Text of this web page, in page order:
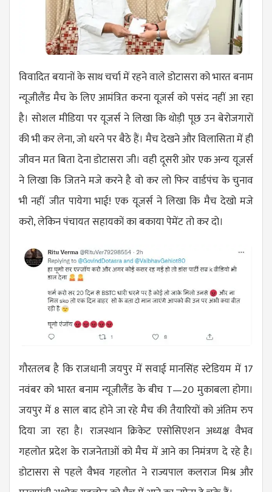
विवादित बयानों के साथ चर्चा में रहने वाले डोटासरा को भारत बनाम
न्यूजीलैंड मैच के लिए आमंत्रित करना यूजर्स को पसंद नहीं आ रहा
है। सोशल मीडिया पर यूजर्स ने लिखा कि थोड़ी पूछ उन बेरोजगारों
की भी कर लेना, जो धरने पर बैठे हैं। मैच देखने और विलासिता में ही
जीवन मत बिता देना डोटासरा जी। वही दूसरी ओर एक अन्य यूजर्स
ने लिखा कि जितने मजे करने है वो कर लो फिर वार्डपंच के चुनाव
भी नहीं जीत पायेगा भाई! एक यूजर्स ने लिखा कि मैच देखो मजे
करो, लेकिन पंचायत सहायकों का बकाया पेमेंट तो कर दो।
गौरतलब है कि राजधानी जयपुर में सवाई मानसिंह स्टेडियम में 17
नवंबर को भारत बनाम न्यूजीलैंड के बीच T—20 मुकाबला होगा।
जयपुर में 8 साल बाद होने जा रहे मैच की तैयारियों को अंतिम रुप
दिया जा रहा है। राजस्थान क्रिकेट एसोसिएशन अध्यक्ष वैभव
गहलोत प्रदेश के राजनेताओं को मैच में आने का निमंत्रण दे रहे है।
डोटासरा से पहले वैभव गहलोत ने राज्यपाल कलराज मिश्र और